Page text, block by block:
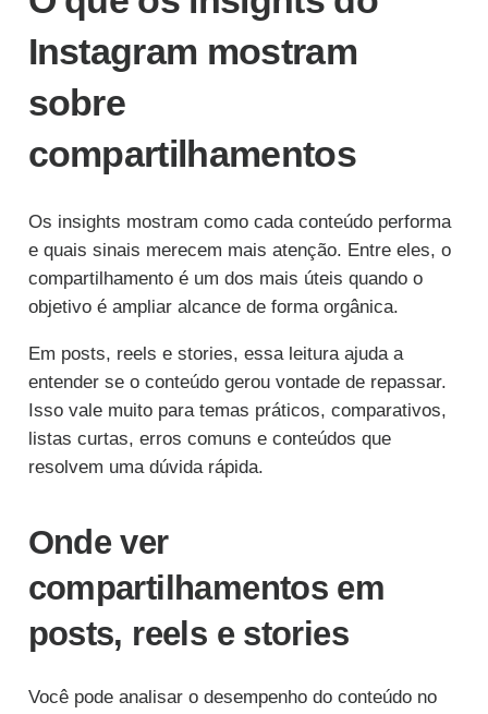
Instagram mostram
sobre
compartilhamentos
Os insights mostram como cada conteúdo performa
e quais sinais merecem mais atenção. Entre eles, o
compartilhamento é um dos mais úteis quando o
objetivo é ampliar alcance de forma orgânica.
Em posts, reels e stories, essa leitura ajuda a
entender se o conteúdo gerou vontade de repassar.
Isso vale muito para temas práticos, comparativos,
listas curtas, erros comuns e conteúdos que
resolvem uma dúvida rápida.
Onde ver
compartilhamentos em
posts, reels e stories
Você pode analisar o desempenho do conteúdo no